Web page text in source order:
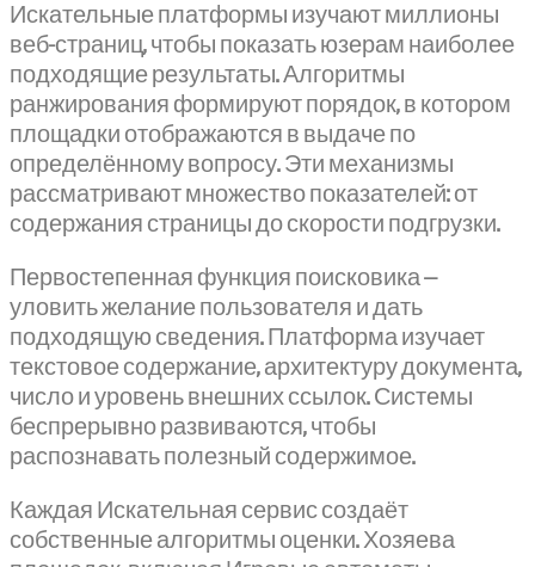
Искательные платформы изучают миллионы
веб-страниц, чтобы показать юзерам наиболее
подходящие результаты. Алгоритмы
ранжирования формируют порядок, в котором
площадки отображаются в выдаче по
определённому вопросу. Эти механизмы
рассматривают множество показателей: от
содержания страницы до скорости подгрузки.
Первостепенная функция поисковика —
уловить желание пользователя и дать
подходящую сведения. Платформа изучает
текстовое содержание, архитектуру документа,
число и уровень внешних ссылок. Системы
беспрерывно развиваются, чтобы
распознавать полезный содержимое.
Каждая Искательная сервис создаёт
собственные алгоритмы оценки. Хозяева